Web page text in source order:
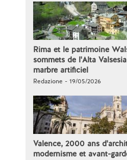
Rima et le patrimoine
sommets de l'Alta
marbre artificiel
Redazione - 19/05/2026
Valence, 2000 ans
modernisme et avant-